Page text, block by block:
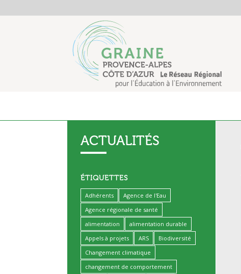
ACTUALITÉS
ÉTIQUETTES
Adhérents
Agence de l'Eau
Agence régionale de santé
alimentation
alimentation durable
Appels à projets
ARS
Biodiversité
Changement climatique
changement de comportement